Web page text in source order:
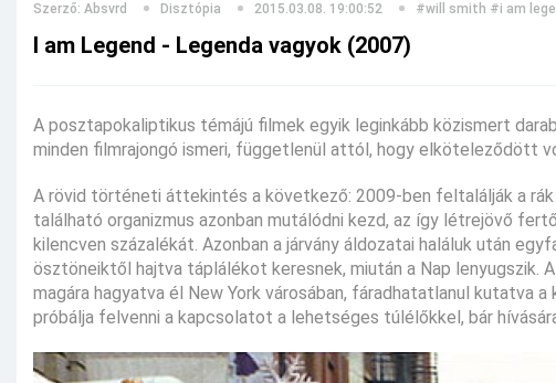
Szerző: Absvrd Disztópia 2015.03.08. 19:00:52 #will smith #i am
I am Legend - Legenda vagyok (2007)
A posztapokaliptikus témájú filmek egyik leginkább közismert
minden filmrajongó ismeri, függetlenül attól, hogy elköteleződött
A rövid történeti áttekintés a következő: 2009-ben feltalálják a
található organizmus azonban mutálódni kezd, az így létrejövő
kilencven százalékát. Azonban a járvány áldozatai haláluk után
ösztöneiktől hajtva táplálékot keresnek, miután a Nap lenyugszik.
magára hagyatva él New York városában, fáradhatatlanul kutatva
próbálja felvenni a kapcsolatot a lehetséges túlélőkkel, bár